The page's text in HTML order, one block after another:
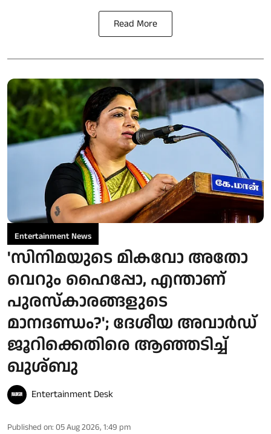
Read More
Entertainment News
'സിനിമയുടെ മികവോ അതോ
വെറും ഹൈപ്പോ, എന്താണ്
പുരസ്‌കാരങ്ങളുടെ
മാനദണ്ഡം?'; ദേശീയ അവാർഡ്
ജൂറിക്കെതിരെ ആഞ്ഞടിച്ച്
ഖുശ്ബു
Entertainment Desk
Published on: 05 Aug 2026, 1:49 pm